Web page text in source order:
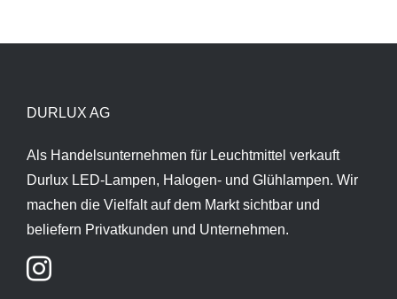
DURLUX AG
Als Handelsunternehmen für Leuchtmittel verkauft
Durlux LED-Lampen, Halogen- und Glühlampen. Wir
machen die Vielfalt auf dem Markt sichtbar und
beliefern Privatkunden und Unternehmen.